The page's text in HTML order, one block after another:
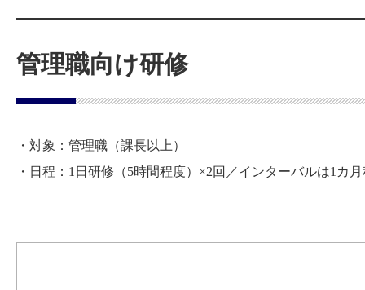
管理職向け研修
・対象：管理職（課長以上）
・日程：1日研修（5時間程度）×2回／インターバルは1カ